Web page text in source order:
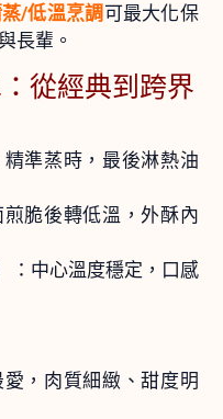
/低溫烹調 可最大化保
長輩。
從經典到跨界
精準蒸時，最後淋熱油
煎脆後轉低溫，外酥內
：中心溫度穩定，口感
愛，肉質細緻、甜度明